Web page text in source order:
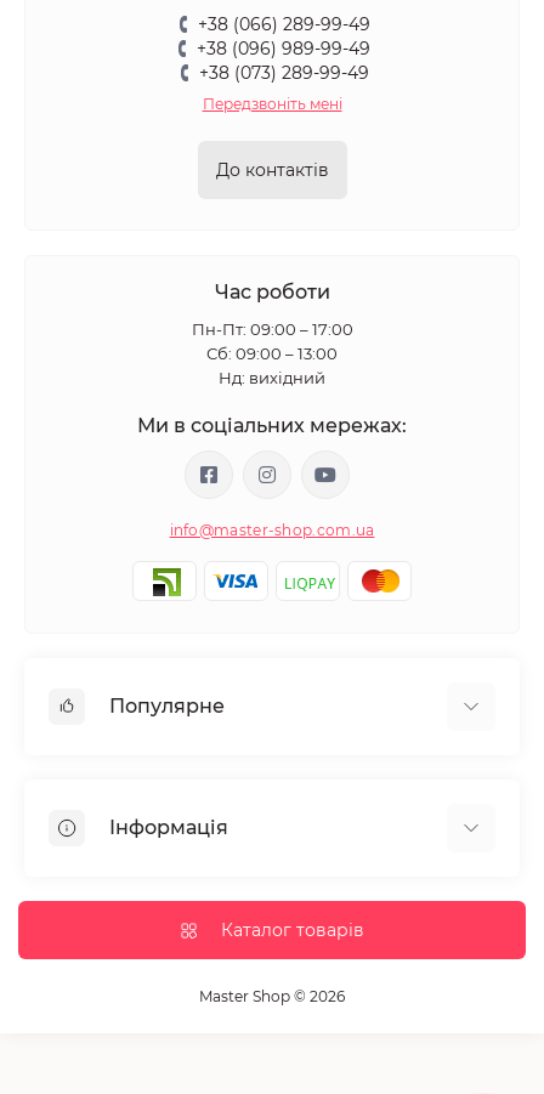
+38 (066) 289-99-49
+38 (096) 989-99-49
+38 (073) 289-99-49
Передзвоніть мені
До контактів
Час роботи
Пн-Пт: 09:00 – 17:00
Сб: 09:00 – 13:00
Нд: вихідний
Ми в соціальних мережах:
info@master-shop.com.ua
Популярне
Парафінотерапія
Вії та брови
Дезінфекція та стерилізація
Пензлики і набори для макіяжу
Інформація
Доставка та оплата
Корисні статті
Каталог товарів
Master Shop © 2026